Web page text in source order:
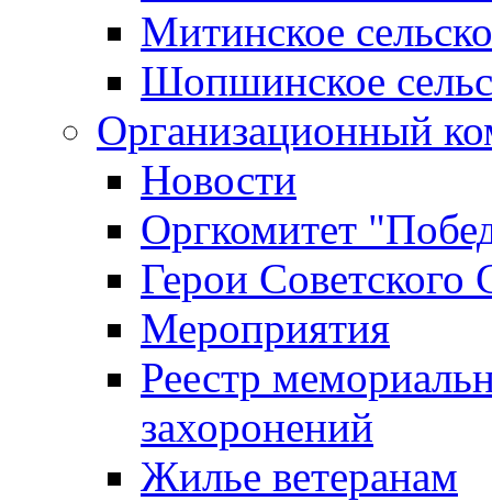
Митинское
Шопшинское
Организационный
Новости
Оргкомитет
Герои Советского
Мероприятия
Реестр
захоронений
Жилье ветеранам